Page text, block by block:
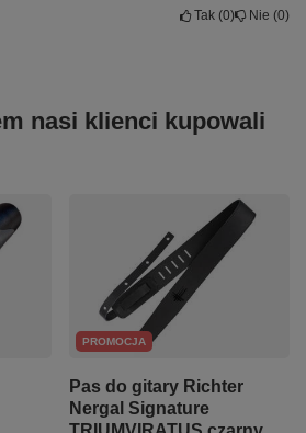
Tak 0 Nie 0
nasi klienci kupowali
PROMOCJA
Pas do gitary Richter
Nergal Signature